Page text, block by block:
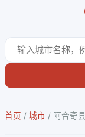
首页 / 城市 / 阿合奇